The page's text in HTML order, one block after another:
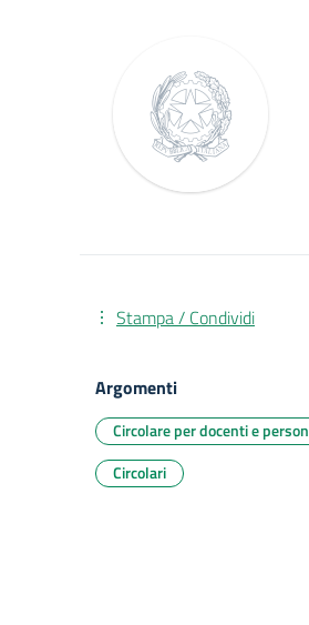
Stampa / Condividi
Argomenti
Circolare per docenti e
Circolari